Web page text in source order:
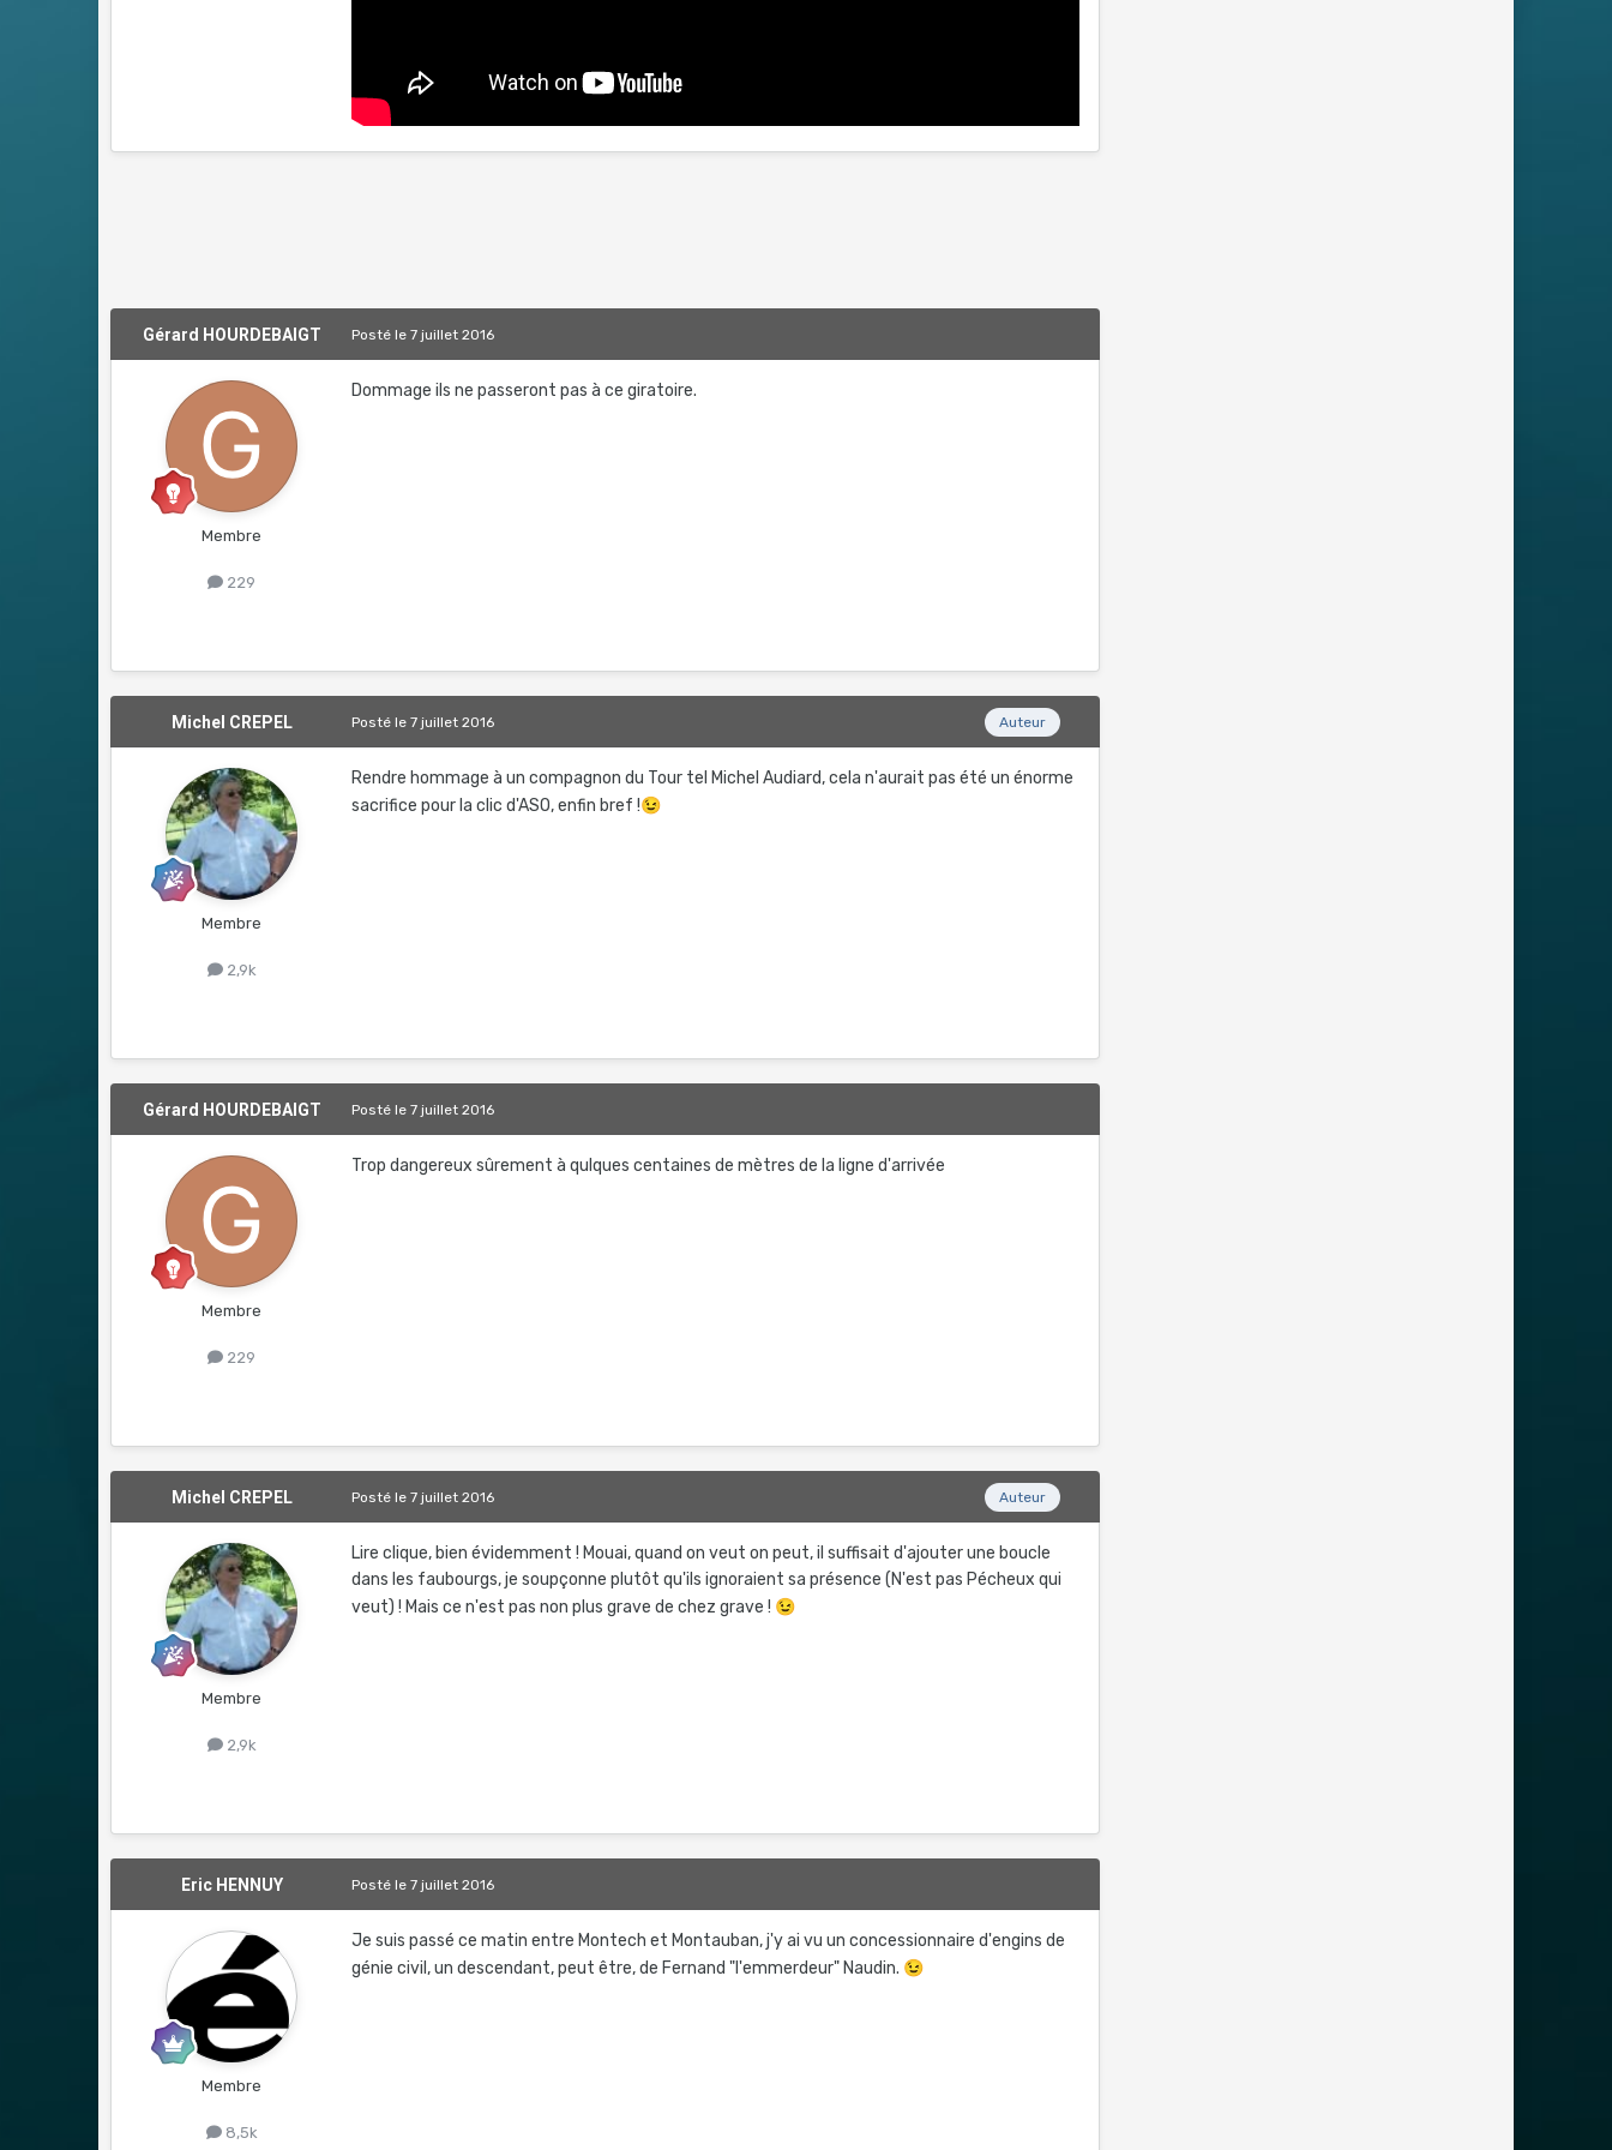
Gérard HOURDEBAIGT
Membre
229
Postéle 7 juillet 2016
Dommage ils ne passeront pas à ce giratoire.
Michel CREPEL
Membre
2,9k
Auteur
Postéle 7 juillet 2016
Rendre hommage à un compagnon du Tour tel Michel Audiard, cela n'aurait pas été un énorme
sacrifice pour la clic d'ASO, enfin bref !😉
Gérard HOURDEBAIGT
Membre
229
Postéle 7 juillet 2016
Trop dangereux sûrement à qulques centaines de mètres de la ligne d'arrivée
Michel CREPEL
Membre
2,9k
Auteur
Postéle 7 juillet 2016
Lire clique, bien évidemment ! Mouai, quand on veut on peut, il suffisait d'ajouter une boucle
dans les faubourgs, je soupçonne plutôt qu'ils ignoraient sa présence (N'est pas Pécheux qui
veut) ! Mais ce n'est pas non plus grave de chez grave ! 😉
Eric HENNUY
Membre
8,5k
Postéle 7 juillet 2016
Je suis passé ce matin entre Montech et Montauban, j'y ai vu un concessionnaire d'engins de
génie civil, un descendant, peut être, de Fernand "l'emmerdeur" Naudin. 😉